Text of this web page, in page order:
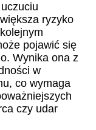
ryzyko
pojawić się
Wynika ona z
w
co wymaga
czy udar